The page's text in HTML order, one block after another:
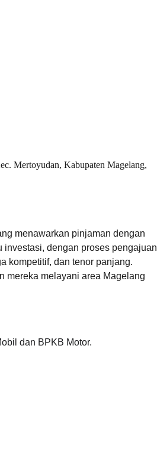
Mertoyudan, Kabupaten Magelang,
menawarkan pinjaman dengan
investasi, dengan proses pengajuan
kompetitif, dan tenor panjang.
mereka melayani area Magelang
dan BPKB Motor.